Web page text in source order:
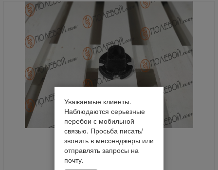
Уважаемые клиенты.
Наблюдаются серьезные
перебои с мобильной
связью. Просьба писать/
звонить в мессенджеры или
отправлять запросы на
почту.